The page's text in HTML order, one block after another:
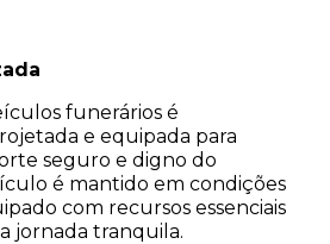
funerários é
e equipada para
seguro e digno do
é mantido em condições
com recursos essenciais
jornada tranquila.